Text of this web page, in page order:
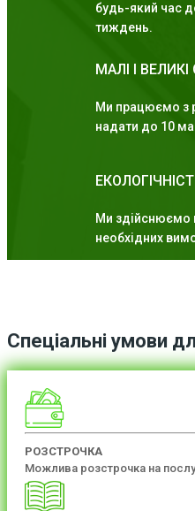
будь-який час
тиждень.
МАЛІ І
Ми працюємо з
надати до 10
Ми здійснюємо
необхідних
Спеціальні умови
РОЗСТРОЧКА
Можлива розстрочка на